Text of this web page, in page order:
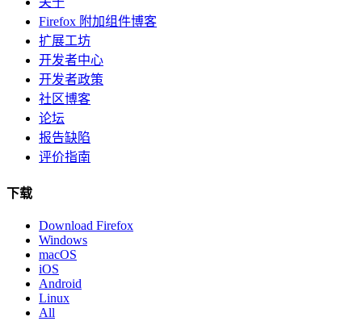
Firefox 附加组件博客
扩展工坊
开发者中心
开发者政策
社区博客
论坛
报告缺陷
评价指南
下载
Download Firefox
Windows
macOS
iOS
Android
Linux
All